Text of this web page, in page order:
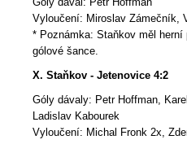
Vyloučení: Miroslav Zámečník,
* Poznámka: Staňkov měl
gólové šance.
X. Staňkov - Jetenovice 4:2
Góly dávaly: Petr Hoffman,
Ladislav Kabourek
Vyloučení: Michal Fronk 2x,